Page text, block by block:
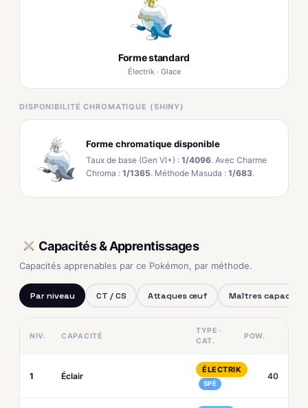
Forme standard
Électrik · Glace
DISPONIBILITÉ CHROMATIQUE (SHINY)
Forme chromatique disponible
Taux de base (Gen VI+) : 1/4096. Avec Charme
Chroma : 1/1365. Méthode Masuda : 1/683.
Capacités & Apprentissages
Capacités apprenables par ce Pokémon, par méthode.
Par niveau CT / CS Attaques œuf Maîtres capacités
NIV. CAPACITÉ
TYPE ·
CAT.
POW.
1 Éclair
ÉLECTRIK
SPÉ
40